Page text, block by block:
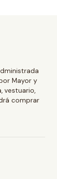
Mayor y
vestuario,
comprar